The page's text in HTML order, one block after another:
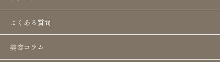
よくある質問
美容コラムジャルプロシリーズの施術頻度